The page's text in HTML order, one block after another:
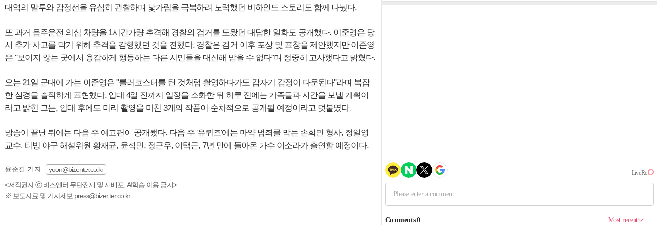
대역의 말투와 감정선을 유심히 관찰하며 낯가림을 극복하려 노력했던 비하인드 스토리도 함께 나눴다.
또 과거 음주운전 의심 차량을 1시간가량 추격해 경찰의 검거를 도왔던 대담한 일화도 공개했다. 이준영은 당
시 추가 사고를 막기 위해 추격을 감행했던 것을 전했다. 경찰은 검거 이후 포상 및 표창을 제안했지만 이준영
은 "보이지 않는 곳에서 용감하게 행동하는 다른 시민들을 대신해 받을 수 없다"며 정중히 고사했다고 밝혔다.
오는 21일 군대에 가는 이준영은 "롤러코스터를 탄 것처럼 촬영하다가도 갑자기 감정이 다운된다"라며 복잡
한 심경을 솔직하게 표현했다. 입대 4일 전까지 일정을 소화한 뒤 하루 전에는 가족들과 시간을 보낼 계획이
라고 밝힌 그는, 입대 후에도 미리 촬영을 마친 3개의 작품이 순차적으로 공개될 예정이라고 덧붙였다.
방송이 끝난 뒤에는 다음 주 예고편이 공개됐다. 다음 주 '유퀴즈'에는 마약 범죄를 막는 손희민 형사, 정일영
교수, 티빙 야구 해설위원 황재균, 윤석민, 정근우, 이택근, 7년 만에 돌아온 가수 이소라가 출연할 예정이다.
윤준필 기자
yoon@bizenter.co.kr
<저작권자 ⓒ 비즈엔터 무단전재 및 재배포, AI학습 이용 금지>
※ 보도자료 및 기사제보 press@bizenter.co.kr